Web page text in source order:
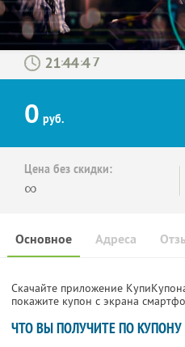
: :
0 руб.
Цена без скидки:
∞
Основное Адреса
Скачайте приложение
покажите купон с экрана
ЧТО ВЫ ПОЛУЧИТЕ ПО КУПОНУ